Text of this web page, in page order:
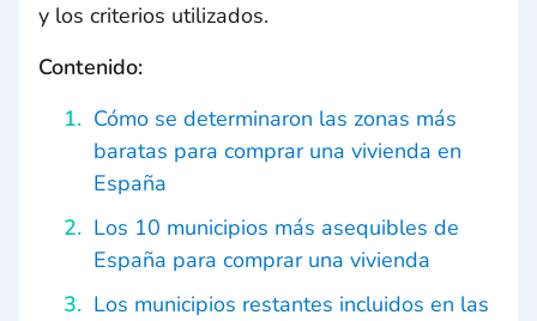
y los criterios utilizados.
Contenido:
Cómo se determinaron las zonas más
baratas para comprar una vivienda en
España
Los 10 municipios más asequibles de
España para comprar una vivienda
Los municipios restantes incluidos en las